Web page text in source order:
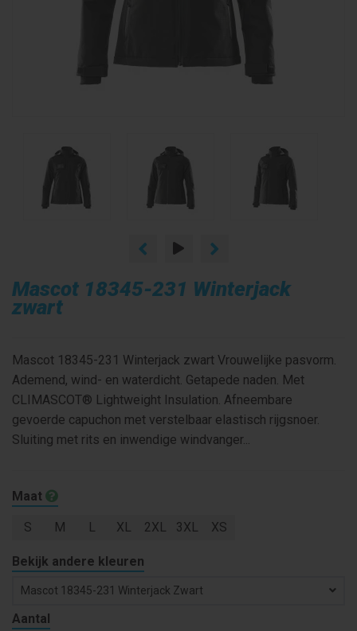
Mascot 18345-231 Winterjack
zwart
Mascot 18345-231 Winterjack zwart Vrouwelijke pasvorm.
Ademend, wind- en waterdicht. Getapede naden. Met
CLIMASCOT® Lightweight Insulation. Afneembare
gevoerde capuchon met verstelbaar elastisch rijgsnoer.
Sluiting met rits en inwendige windvanger...
Maat
S M L XL 2XL 3XL XS
Bekijk andere kleuren
Mascot 18345-231 Winterjack Zwart
Aantal